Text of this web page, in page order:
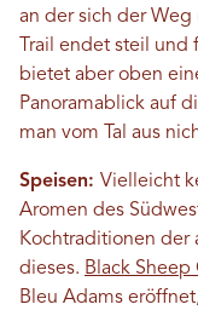
an der sich der Weg
Trail endet steil
bietet aber oben
Panoramablick auf
man vom Tal aus
Speisen: Vielleicht
Aromen des
Kochtraditionen der
dieses. Black Sheep
Bleu Adams